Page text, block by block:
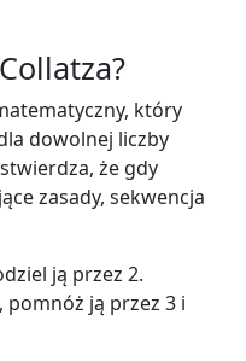
który
dowolnej liczby
że gdy
zasady, sekwencja
ją przez 2.
pomnóż ją przez 3 i